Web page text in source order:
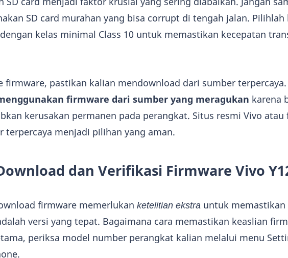
SD card murahan yang bisa corrupt di tengah jalan. Pilihlah
kelas minimal Class 10 untuk memastikan kecepatan
firmware, pastikan kalian mendownload dari sumber terpercaya.
firmware dari sumber yang meragukan karena
kerusakan permanen pada perangkat. Situs resmi Vivo atau
terpercaya menjadi pilihan yang aman.
dan Verifikasi Firmware Vivo
firmware memerlukan ketelitian ekstra untuk memastikan
versi yang tepat. Bagaimana cara memastikan keaslian
periksa model number perangkat kalian melalui menu